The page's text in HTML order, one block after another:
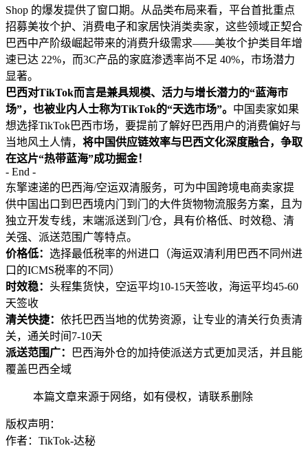
Shop 的爆发提供了窗口期。从品类布局来看，平台首批重点
招募美妆个护、消费电子和家居快消类卖家，这些领域正契合
巴西中产阶级崛起带来的消费升级需求——美妆个护类目年增
速已达 22%，而3C产品的家庭渗透率尚不足 40%，市场潜力
显著。
巴西对TikTok而言是兼具规模、活力与增长潜力的“蓝海市
场”，也被业内人士称为TikTok的“天选市场”。 中国卖家如果
想选择TikTok巴西市场，要提前了解好巴西用户的消费偏好与
当地风土人情， 将中国供应链效率与巴西文化深度融合，争取
在这片“热带蓝海”成功掘金！
- End -
东擎速递的巴西海/空运双清服务，可为中国跨境电商卖家提
供中国出口到巴西境内门到门的大件货物物流服务方案，且为
独立开发专线，末端派送到门/仓，具有价格低、时效稳、清
关强、派送范围广等特点。
价格低： 选择最低税率的州进口（海运双清利用巴西不同州进
口的ICMS税率的不同）
时效稳： 头程集货快，空运平均10-15天签收，海运平均45-60
天签收
清关快捷： 依托巴西当地的优势资源，让专业的清关行负责清
关，通关时间7-10天
派送范围广：
巴西海外仓的加持使派送方式更加灵活，并且能
覆盖巴西全域
本篇文章来源于网络，如有侵权，请联系删除
版权声明：
作者：TikTok-达秘